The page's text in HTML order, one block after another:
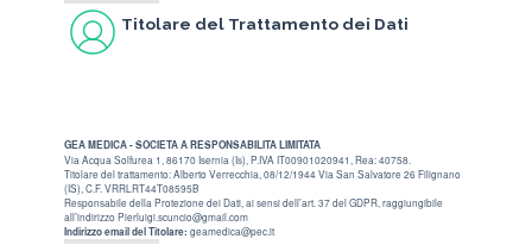
Titolare del Trattamento dei Dati
GEA MEDICA - SOCIETA A RESPONSABILITA LIMITATA
Via Acqua Solfurea 1, 86170 Isernia (Is), P.IVA IT00901020941, Rea: 40758.
Titolare del trattamento: Alberto Verrecchia, 08/12/1944 Via San Salvatore 26 Filignano
(IS), C.F. VRRLRT44T08595B
Responsabile della Protezione dei Dati, ai sensi dell’art. 37 del GDPR, raggiungibile
all’indirizzo Pierluigi.scuncio@gmail.com
Indirizzo email del Titolare: geamedica@pec.it